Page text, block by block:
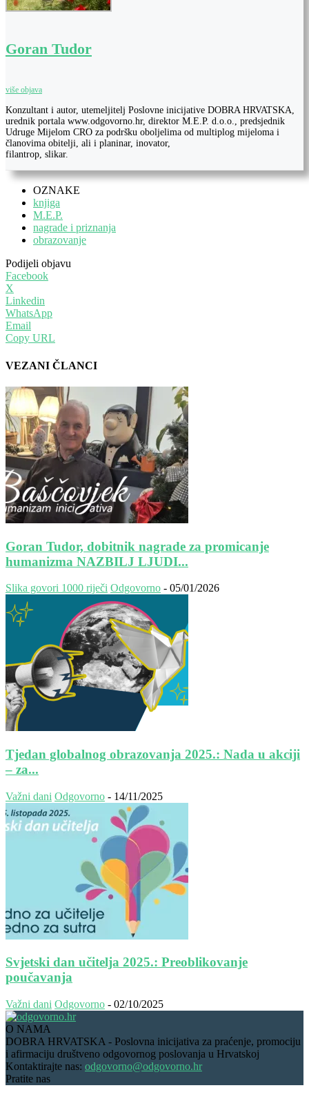
Goran Tudor
više objava
Konzultant i autor, utemeljitelj Poslovne inicijative DOBRA HRVATSKA,
urednik portala www.odgovorno.hr, direktor M.E.P. d.o.o., predsjednik
Udruge Mijelom CRO za podršku oboljelima od multiplog mijeloma i
članovima obitelji, ali i planinar, inovator,
filantrop, slikar.
OZNAKE
knjiga
M.E.P.
nagrade i priznanja
obrazovanje
Podijeli objavu
Facebook
X
Linkedin
WhatsApp
Email
Copy URL
VEZANI ČLANCI
Goran Tudor, dobitnik nagrade za promicanje
humanizma NAZBILJ LJUDI...
Slika govori 1000 riječi Odgovorno - 05/01/2026
Tjedan globalnog obrazovanja 2025.: Nada u akciji
– za...
Važni dani Odgovorno - 14/11/2025
Svjetski dan učitelja 2025.: Preoblikovanje
poučavanja
Važni dani Odgovorno - 02/10/2025
O NAMA
DOBRA HRVATSKA - Poslovna inicijativa za praćenje, promociju
i afirmaciju društveno odgovornog poslovanja u Hrvatskoj
Kontaktirajte nas: odgovorno@odgovorno.hr
Pratite nas